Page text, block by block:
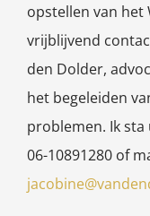
opstellen van het
vrijblijvend
den Dolder,
het begeleiden
problemen. Ik sta
06-10891280 of